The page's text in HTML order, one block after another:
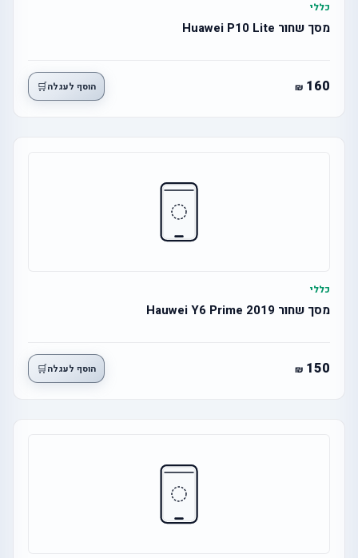
כללי
מסך שחור Huawei P10 Lite
160 הוסף לעגלה🛒
כללי
מסך שחור Hauwei Y6 Prime 2019
150 הוסף לעגלה🛒